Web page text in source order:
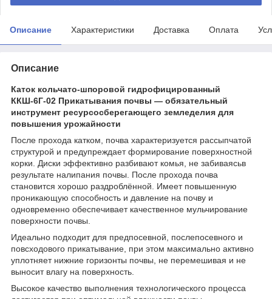
Описание Характеристики Доставка Оплата
Описание
Каток кольчато-шпоровой гидрофицированный
ККШ-6Г-02 Прикатывания почвы — обязательный
инструмент ресурсосберегающего земледелия для
повышения урожайности
После прохода катком, почва характеризуется рассыпчатой
структурой и предупреждает формирование поверхностной
корки. Диски эффективно разбивают комья, не забиваясьв
результате налипания почвы. После прохода почва
становится хорошо раздроблённой. Имеет повышенную
проникающую способность и давление на почву и
одновременно обеспечивает качественное мульчирование
поверхности почвы.
Идеально подходит для предпосевной, послепосевного и
повсходового прикатывание, при этом максимально активно
уплотняет нижние горизонты почвы, не перемешивая и не
выносит влагу на поверхность.
Высокое качество выполнения технологического процесса